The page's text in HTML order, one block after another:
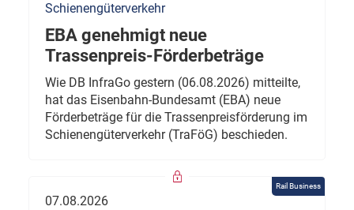
Schienengüterverkehr
EBA genehmigt neue
Trassenpreis-Förderbeträge
Wie DB InfraGo gestern (06.08.2026) mitteilte,
hat das Eisenbahn-Bundesamt (EBA) neue
Förderbeträge für die Trassenpreisförderung im
Schienengüterverkehr (TraFöG) beschieden.
Rail Business
07.08.2026